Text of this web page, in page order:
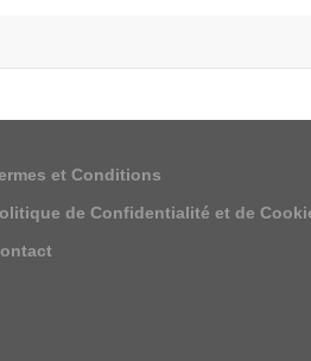
et Conditions
de Confidentialité et de